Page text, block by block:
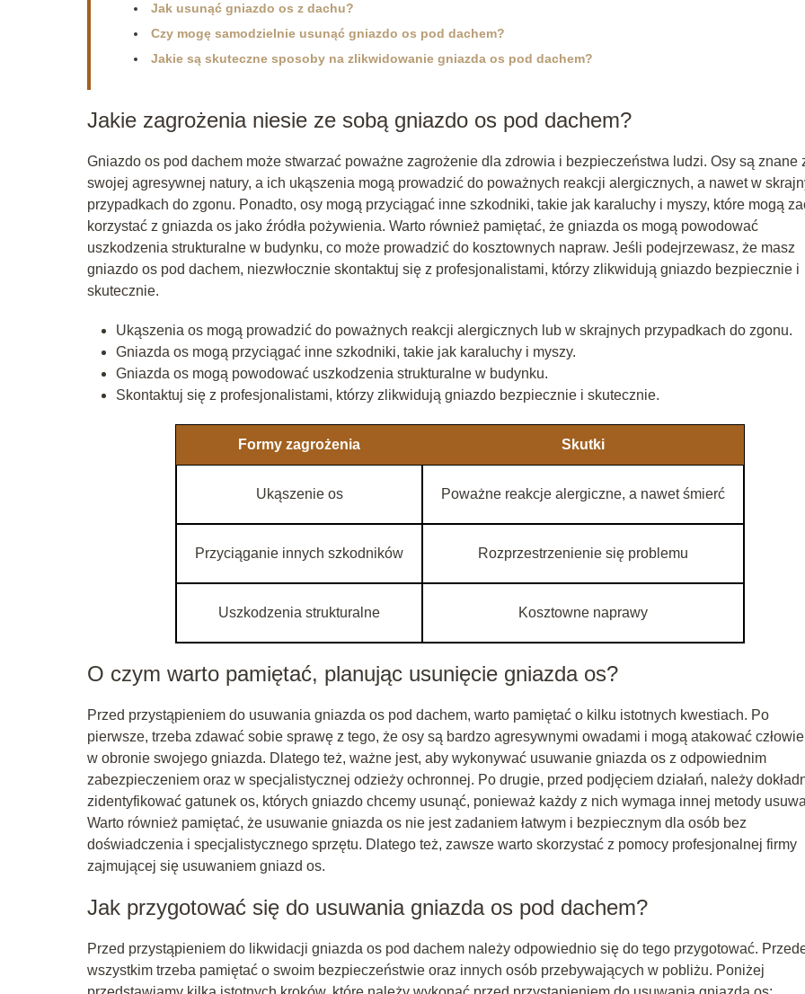
Jak usunąć gniazdo os z dachu?
Czy mogę samodzielnie usunąć gniazdo os pod dachem?
Jakie są skuteczne sposoby na zlikwidowanie gniazda os pod dachem?
Jakie zagrożenia niesie ze sobą gniazdo os pod dachem?
Gniazdo os pod dachem może stwarzać poważne zagrożenie dla zdrowia i bezpieczeństwa ludzi. Osy są znane
swojej agresywnej natury, a ich ukąszenia mogą prowadzić do poważnych reakcji alergicznych, a nawet w
przypadkach do zgonu. Ponadto, osy mogą przyciągać inne szkodniki, takie jak karaluchy i myszy, które mogą
korzystać z gniazda os jako źródła pożywienia. Warto również pamiętać, że gniazda os mogą powodować
uszkodzenia strukturalne w budynku, co może prowadzić do kosztownych napraw. Jeśli podejrzewasz, że masz
gniazdo os pod dachem, niezwłocznie skontaktuj się z profesjonalistami, którzy zlikwidują gniazdo bezpiecznie i
skutecznie.
Ukąszenia os mogą prowadzić do poważnych reakcji alergicznych lub w skrajnych przypadkach do zgonu.
Gniazda os mogą przyciągać inne szkodniki, takie jak karaluchy i myszy.
Gniazda os mogą powodować uszkodzenia strukturalne w budynku.
Skontaktuj się z profesjonalistami, którzy zlikwidują gniazdo bezpiecznie i skutecznie.
Formy zagrożenia Skutki
Ukąszenie os Poważne reakcje alergiczne, a nawet śmierć
Przyciąganie innych szkodników Rozprzestrzenienie się problemu
Uszkodzenia strukturalne Kosztowne naprawy
O czym warto pamiętać, planując usunięcie gniazda os?
Przed przystąpieniem do usuwania gniazda os pod dachem, warto pamiętać o kilku istotnych kwestiach. Po
pierwsze, trzeba zdawać sobie sprawę z tego, że osy są bardzo agresywnymi owadami i mogą atakować
w obronie swojego gniazda. Dlatego też, ważne jest, aby wykonywać usuwanie gniazda os z odpowiednim
zabezpieczeniem oraz w specjalistycznej odzieży ochronnej. Po drugie, przed podjęciem działań, należy
zidentyfikować gatunek os, których gniazdo chcemy usunąć, ponieważ każdy z nich wymaga innej metody
Warto również pamiętać, że usuwanie gniazda os nie jest zadaniem łatwym i bezpiecznym dla osób bez
doświadczenia i specjalistycznego sprzętu. Dlatego też, zawsze warto skorzystać z pomocy profesjonalnej firmy
zajmującej się usuwaniem gniazd os.
Jak przygotować się do usuwania gniazda os pod dachem?
Przed przystąpieniem do likwidacji gniazda os pod dachem należy odpowiednio się do tego przygotować.
wszystkim trzeba pamiętać o swoim bezpieczeństwie oraz innych osób przebywających w pobliżu. Poniżej